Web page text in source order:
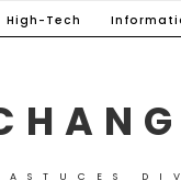
High-Tech
ASTUCES